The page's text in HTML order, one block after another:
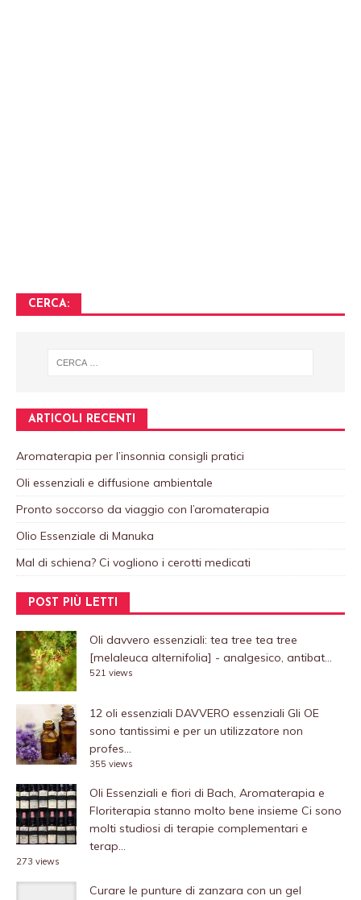
CERCA:
ARTICOLI RECENTI
Aromaterapia per l’insonnia consigli pratici
Oli essenziali e diffusione ambientale
Pronto soccorso da viaggio con l’aromaterapia
Olio Essenziale di Manuka
Mal di schiena? Ci vogliono i cerotti medicati
POST PIÙ LETTI
Oli davvero essenziali: tea tree tea tree
[melaleuca alternifolia] - analgesico, antibat...
521 views
12 oli essenziali DAVVERO essenziali Gli OE
sono tantissimi e per un utilizzatore non
profes...
355 views
Oli Essenziali e fiori di Bach, Aromaterapia e
Floriterapia stanno molto bene insieme Ci sono
molti studiosi di terapie complementari e
terap...
273 views
Curare le punture di zanzara con un gel